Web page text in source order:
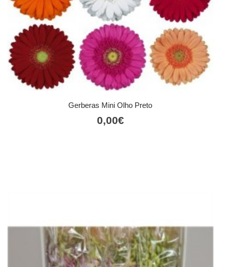
Gerberas Mini Olho Preto
0,00€